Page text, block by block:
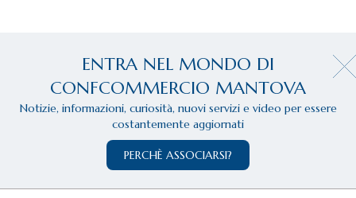
ENTRA NEL MONDO DI
CONFCOMMERCIO MANTOVA
Notizie, informazioni, curiosità, nuovi servizi e video per essere
costantemente aggiornati
PERCHÈ ASSOCIARSI?